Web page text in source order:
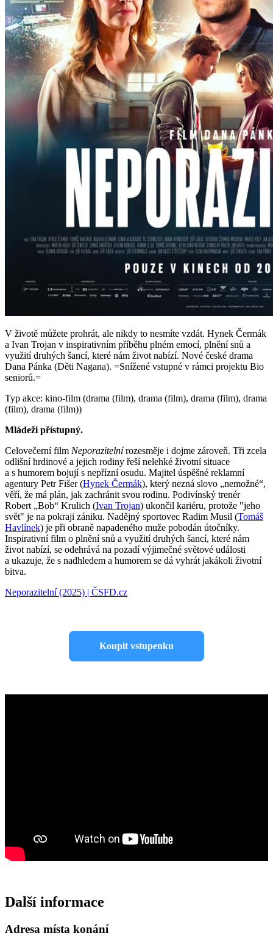
V životě můžete prohrát, ale nikdy to nesmíte vzdát. Hynek Čermák
a Ivan Trojan v inspirativním příběhu plném emocí, plnění snů a
využití druhých šancí, které nám život nabízí. Nové české drama
Dana Pánka (Děti Nagana). =Snížené vstupné v rámci projektu Bio
seniorů.=
Typ akce: kino-film (drama (film), drama (film), drama (film), drama
(film), drama (film))
Mládeži přístupný.
Celovečerní film Neporazitelnírozesměje i dojme zároveň. Tři zcela
odlišní hrdinové a jejich rodiny řeší nelehké životní situace
a s humorem bojují s nepřízní osudu. Majitel úspěšné reklamní
agentury Petr Fišer (Hynek Čermák), který nezná slovo „nemožné“,
věří, že má plán, jak zachránit svou rodinu. Podivínský trenér
Robert „Bob“ Krulich (Ivan Trojan) ukončil kariéru, protože "jeho
svět" je na pokraji zániku. Nadějný sportovec Radim Musil (Tomáš
Havlínek) je při obraně napadeného muže pobodán útočníky.
Inspirativní film o plnění snů a využití druhých šancí, které nám
život nabízí, se odehrává na pozadí výjimečné světové události
a ukazuje, že s nadhledem a humorem se dá vyhrát jakákoli životní
bitva.
Neporazitelní (2025) | ČSFD.cz
Koupit vstupenku
Další informace
Adresa místa konání